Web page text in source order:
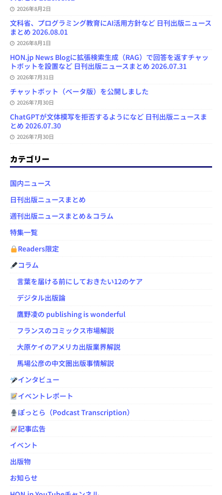
2026年8月2日
文科省、プログラミング教育にAI活用方針など 日刊出版ニュース
まとめ 2026.08.01
2026年8月1日
HON.jp News Blogに拡張検索生成（RAG）で回答を返すチャッ
トボットを設置など 日刊出版ニュースまとめ 2026.07.31
2026年7月31日
チャットボット（ベータ版）を公開しました
2026年7月30日
ChatGPTが文体模写を拒否するようになど 日刊出版ニュースま
とめ 2026.07.30
2026年7月30日
カテゴリー
国内ニュース
日刊出版ニュースまとめ
週刊出版ニュースまとめ＆コラム
特集一覧
Readers限定
コラム
言葉を届ける前にしておきたい12のケア
デジタル出版論
鷹野凌の publishing is wonderful
フランスのコミックス市場解説
大原ケイのアメリカ出版業界解説
馬場公彦の中文圏出版事情解説
インタビュー
イベントレポート
ぽっとら（Podcast Transcription）
記事広告
イベント
出版物
お知らせ